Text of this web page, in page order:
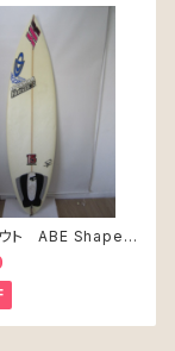
ABE Shape
MODEL モデル